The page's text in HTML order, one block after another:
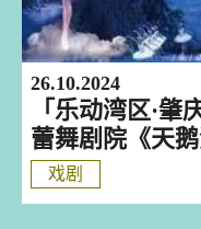
26.10.2024
「乐动湾区·
蕾舞剧院《天鹅
戏剧